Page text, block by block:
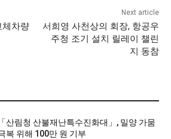
체차량
Next article
서희영 사천상의 회장, 항공우
주청 조기 설치 릴레이 챌린
지 동참
「산림청 산불재난특수진화대」, 밀양 가뭄
복 위해 100만 원 기부